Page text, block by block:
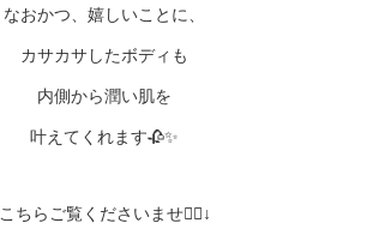
なおかつ、嬉しいことに、
カサカサしたボディも
内側から潤い肌を
叶えてくれます🥀✨
こちらご覧くださいませ💁‍♀️↓